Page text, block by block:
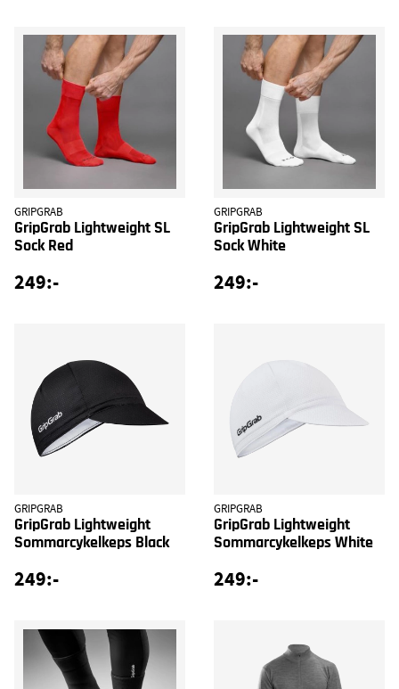
GRIPGRAB
GripGrab Lightweight SL
Sock Red
249:-
GRIPGRAB
GripGrab Lightweight SL
Sock White
249:-
GRIPGRAB
GripGrab Lightweight
Sommarcykelkeps Black
249:-
GRIPGRAB
GripGrab Lightweight
Sommarcykelkeps White
249:-